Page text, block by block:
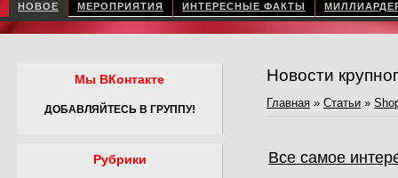
НОВОЕ МЕРОПРИЯТИЯ ИНТЕРЕСНЫЕ ФАКТЫ
Мы ВКонтакте
ДОБАВЛЯЙТЕСЬ В ГРУППУ!
Рубрики
Новости
Главная » Статьи »
Все самое